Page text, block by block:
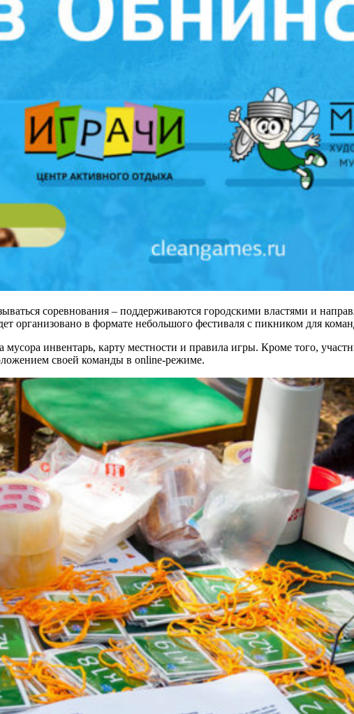
соревнования – поддерживаются городскими властями и
организовано в формате небольшого фестиваля с пикником для
инвентарь, карту местности и правила игры. Кроме того,
своей команды в online-режиме.